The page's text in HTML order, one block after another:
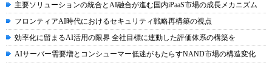
主要ソリューションの統合とAI融合が進む国内iPaaS市場の成長メカニズム
フロンティアAI時代におけるセキュリティ戦略再構築の視点
効率化に留まるAI活用の限界 全社目標に連動した評価体系の構築を
AIサーバー需要増とコンシューマー低迷がもたらすNAND市場の構造変化